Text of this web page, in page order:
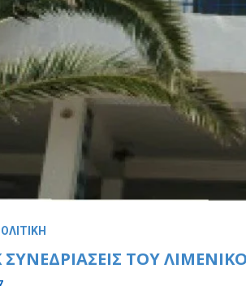
ΣΥΝΕΔΡΙΑΣΕΙΣ ΤΟΥ